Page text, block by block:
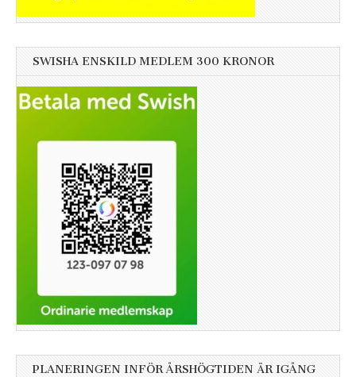
SWISHA ENSKILD MEDLEM 300 KRONOR
PLANERINGEN INFÖR ÅRSHÖGTIDEN ÄR IGÅNG